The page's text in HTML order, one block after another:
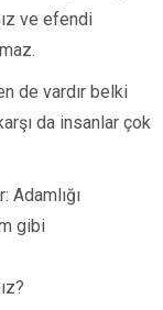
ve efendi
de vardır belki
da insanlar çok
Adamlığı
gibi